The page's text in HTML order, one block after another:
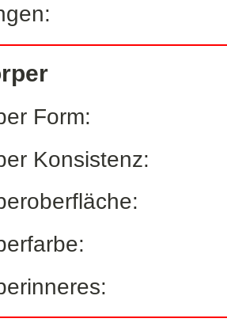
Form:
Konsistenz: